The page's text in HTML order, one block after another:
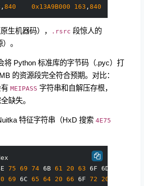
,840 0x13A9B000 163 ,840
生机器码）， .rsrc 段惊人的
。
将 Python 标准库的字节码（.pyc）打
的资源段完全符合预期。对比：
MEIPASS 字符串和自解压存根，
缺失。
特征字符串（HxD 搜索 4E75
75 69 74 6B 61 20 63
69 6C 65 64 20 66 6F 72 20